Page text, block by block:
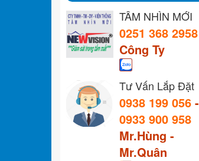
TẦM NHÌN MỚI
0251 368 2958
Công Ty
Tư Vấn Lắp Đặt
0938 199 056 -
0933 900 958
Mr.Hùng -
Mr.Quân